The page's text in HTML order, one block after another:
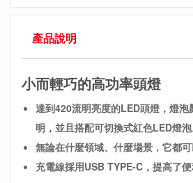
產品說明
小而輕巧的高功率頭燈
達到420流明亮度的LED頭燈，燈泡
明，並且搭配可切換式紅色LED燈泡
無論在什麼領域、什麼場景，它都可
充電線採用USB TYPE-C，提高了便